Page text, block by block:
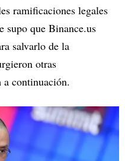
ramificaciones legales
supo que Binance.us
salvarlo de la
otras
a continuación.